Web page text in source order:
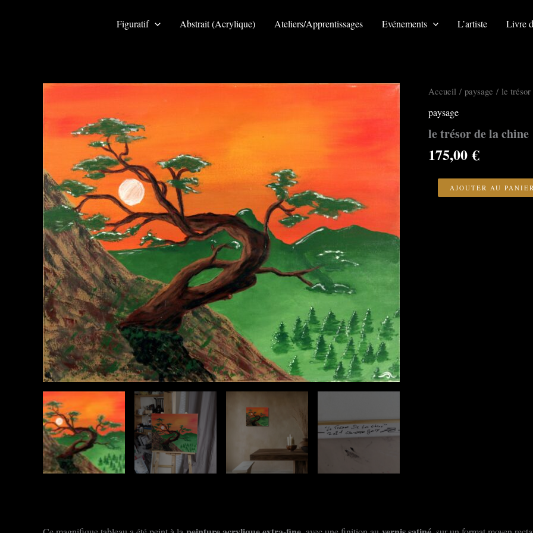
Figuratif Abstrait (Acrylique) Ateliers/Apprentissages Evénements L’artiste Livre
Accueil / paysage / le trésor
paysage
le trésor de la chine
175,00€
AJOUTER AU PANIER